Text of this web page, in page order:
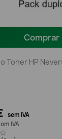
Comprar
Toner HP
sem IVA
IVA